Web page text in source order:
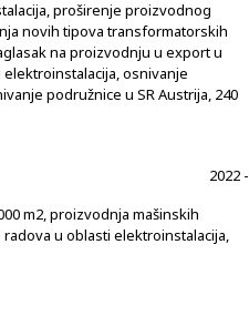
proširenje proizvodnog
novih tipova transformatorskih
na proizvodnju u export u
osnivanje
podružnice u SR Austrija, 240
2022 -
m2, proizvodnja mašinskih
u oblasti elektroinstalacija,